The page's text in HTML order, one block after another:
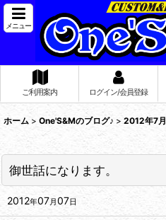
メニュー
ご利用案内 ログイン/会員登録
ホーム > One'S&Mのブログ♪ > 2012年7月
御世話になります。
2012年07月07日